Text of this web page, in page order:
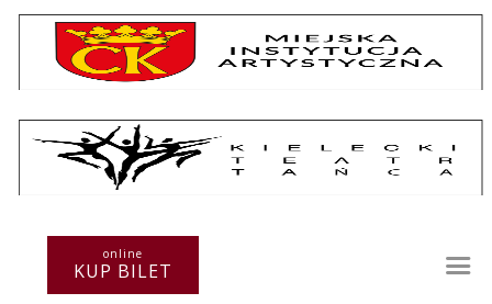
online
KUP BILET
Repertuar